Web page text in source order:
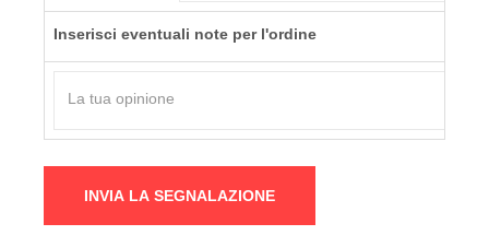
Inserisci eventuali note per l'ordine